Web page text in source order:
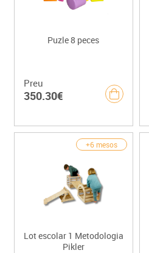
Puzle 8 peces
Preu
350.30€
+6 mesos
Lot escolar 1 Metodologia
Pikler